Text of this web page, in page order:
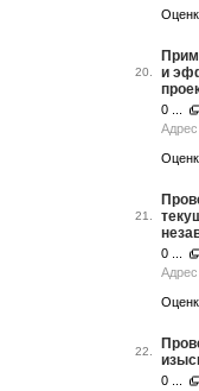
20.
и
0 ...
Адрес
21.
0 ...
Адрес
22.
0 ...